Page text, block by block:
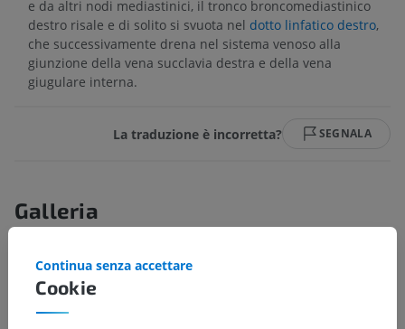
e da altri nodi mediastinici, il tronco broncomediastinico
destro risale e di solito si svuota nel dotto linfatico destro,
che successivamente drena nel sistema venoso alla
giunzione della vena succlavia destra e della vena
giugulare interna.
La traduzione è incorretta? SEGNALA
Galleria
Cookie
Continua senza accettare